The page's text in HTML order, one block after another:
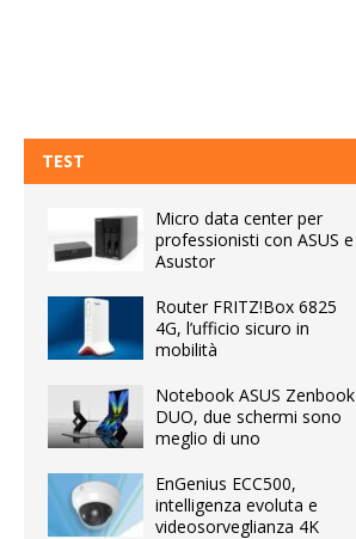
TEST
Micro data center per
professionisti con ASUS e
Asustor
Router FRITZ!Box 6825
4G, l’ufficio sicuro in
mobilità
Notebook ASUS Zenbook
DUO, due schermi sono
meglio di uno
EnGenius ECC500,
intelligenza evoluta e
videosorveglianza 4K